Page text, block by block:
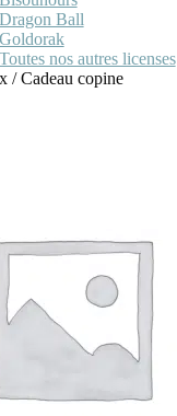
Dragon Ball
Goldorak
Toutes nos autres licenses
/Cadeau copine